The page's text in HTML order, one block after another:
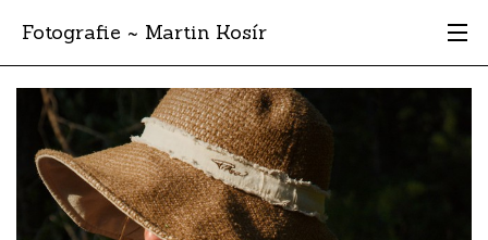
Fotografie ~ Martin Kosír
Moje obľúbené
Albumy
Miesta